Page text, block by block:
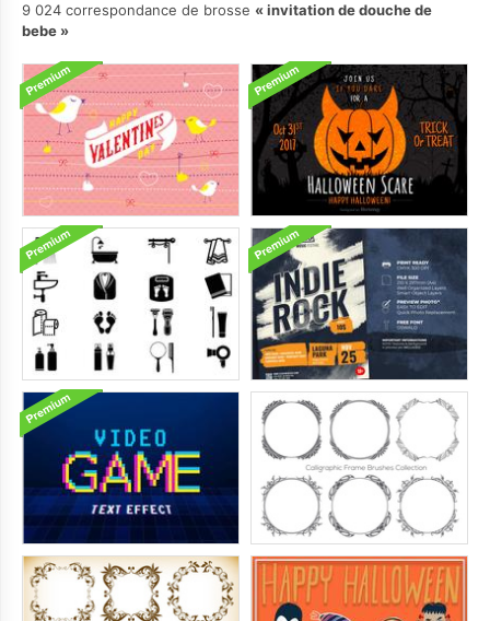
9 024 correspondance de brosse
invitation de douche de
bebe